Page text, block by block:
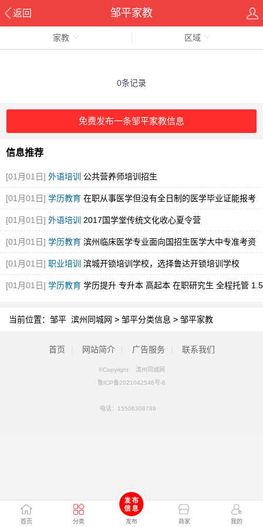
返回 邹平家教
首页 分类 发布 商家 我的
家教 区域
0条记录
免费发布一条邹平家教信息
信息推荐
[01月01日] 外语培训 公共营养师培训招生
[01月01日] 学历教育 在职从事医学但没有全日制的医学毕业证能报考
执业医师
[01月01日] 外语培训 2017国学堂传统文化收心夏令营
[01月01日] 学历教育 滨州临床医学专业面向国招生医学大中专准考资
格证
[01月01日] 职业培训 滨城开锁培训学校，选择鲁达开锁培训学校
[01月01日] 学历教育 学历提升 专升本 高起本 在职研究生 全程托管 1.5
当前位置： 邹平 滨州同城网 > 邹平分类信息 > 邹平家教
首页 网站简介 广告服务 联系我们
©Copyright 滨州同城网
鲁ICP备2021042546号-6
电话： 15506308789